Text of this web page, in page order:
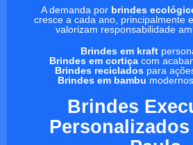
A demanda por brindes
cresce a cada ano, principalmente
valorizam responsabilidade
Brindes em kraft
Brindes em cortiça com
Brindes reciclados para
Brindes em bambu
Brindes
Personalizados